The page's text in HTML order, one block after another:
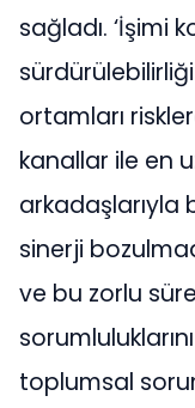
sağladı. ‘İşimi
ortamları
kanallar ile en
arkadaşlarıyla
sinerji
ve bu zorlu
toplumsal